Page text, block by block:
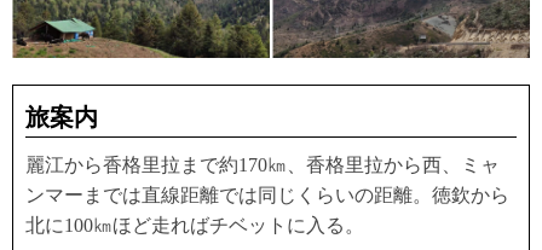
旅案内
麗江から香格里拉まで約170㎞、香格里拉から西、ミャ
ンマーまでは直線距離では同じくらいの距離。徳欽から
北に100㎞ほど走ればチベットに入る。